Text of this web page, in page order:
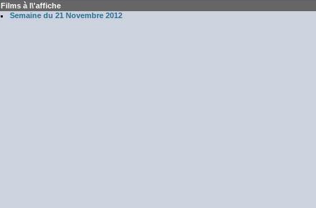
Films à l\'affiche
Semaine du 21 Novembre 2012